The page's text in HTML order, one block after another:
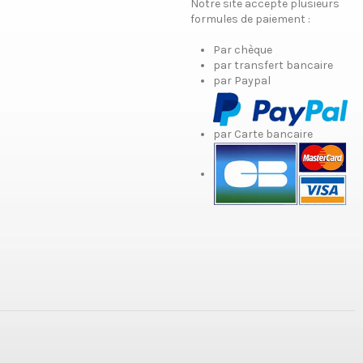
Notre site accepte plusieurs
formules de paiement :
Par chèque
par transfert bancaire
par Paypal
par Carte bancaire